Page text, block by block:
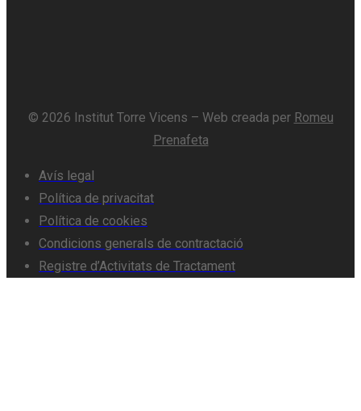
© 2026 Institut Torre Vicens – Web creada per Romeu
Prenafeta
Avís legal
Política de privacitat
Política de cookies
Condicions generals de contractació
Registre d’Activitats de Tractament